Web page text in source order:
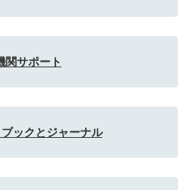
関サポート
ックとジャーナル